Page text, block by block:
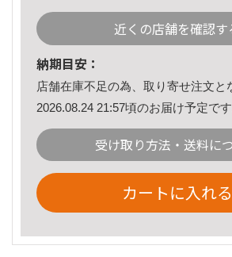
近くの店舗を確認す
納期目安：
店舗在庫不足の為、取り寄せ注文と
2026.08.24 21:57頃のお届け予定です
受け取り方法・送料に
カートに入れる